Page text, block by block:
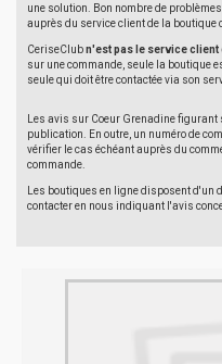
une solution. Bon nombre de
auprès du service client de la boutique
CeriseClubn'est pas le service client
sur une commande, seule la boutique
seule qui doit être contactée via son
Les avis sur Coeur Grenadine
publication. En outre, un numéro de
vérifier le cas échéant auprès du
commande.
Les boutiques en ligne disposent d'un
contacter en nous indiquant l'avis